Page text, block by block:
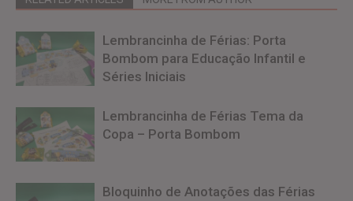
Lembrancinha de Férias: Porta
Bombom para Educação Infantil e
Séries Iniciais
Lembrancinha de Férias Tema da
Copa – Porta Bombom
Bloquinho de Anotações das Férias